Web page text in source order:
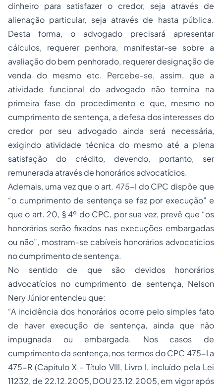
dinheiro para satisfazer o credor, seja através de
alienação particular, seja através de hasta pública.
Desta forma, o advogado precisará apresentar
cálculos, requerer penhora, manifestar-se sobre a
avaliação do bem penhorado, requerer designação de
venda do mesmo etc. Percebe-se, assim, que a
atividade funcional do advogado não termina na
primeira fase do procedimento e que, mesmo no
cumprimento de sentença, a defesa dos interesses do
credor por seu advogado ainda será necessária,
exigindo atividade técnica do mesmo até a plena
satisfação do crédito, devendo, portanto, ser
remunerada através de honorários advocatícios.
Ademais, uma vez que o art. 475-I do CPC dispõe que
“o cumprimento de sentença se faz por execução” e
que o art. 20, § 4º do CPC, por sua vez, prevê que “os
honorários serão fixados nas execuções embargadas
ou não”, mostram-se cabíveis honorários advocatícios
no cumprimento de sentença.
No sentido de que são devidos honorários
advocatícios no cumprimento de sentença, Nelson
Nery Júnior entendeu que:
“A incidência dos honorários ocorre pelo simples fato
de haver execução de sentença, ainda que não
impugnada ou embargada. Nos casos de
cumprimento da sentença, nos termos do CPC 475-I a
475-R (Capítulo X – Título VIII, Livro I, incluído pela Lei
11232, de 22.12.2005, DOU 23.12.2005, em vigor após